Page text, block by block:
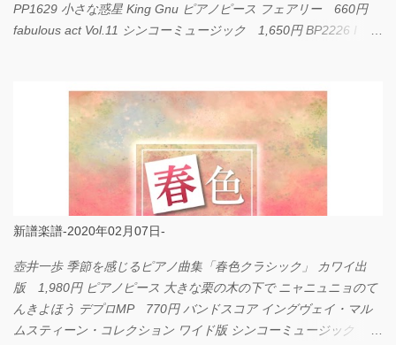
PP1629 小さな惑星 King Gnu ピアノピース フェアリー 660円
fabulous act Vol.11 シンコーミュージック 1,650円 BP2226 I
新譜楽譜-2020年02月07日-
壺井一歩 季節を感じるピアノ曲集「春色クラシック」 カワイ出
版 1,980円 ピアノピース 大きな栗の木の下で ニャニュニョのて
んきよほう デプロMP 770円 バンドスコア イングヴェイ・マル
ムスティーン・コレクション ワイド版 シンコーミュージック